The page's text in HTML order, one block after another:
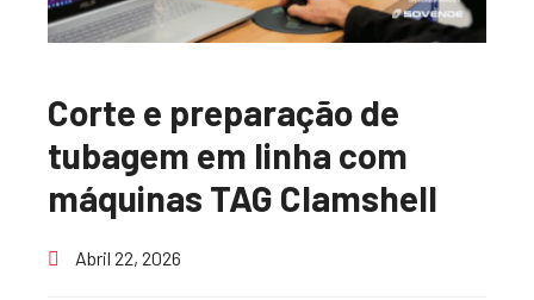
Corte e preparação de
tubagem em linha com
máquinas TAG Clamshell
Abril 22, 2026